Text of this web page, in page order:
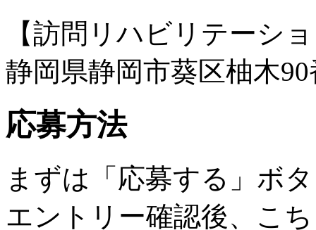
【訪問リハビリテーシ
静岡県静岡市葵区柚木
応募方法
まずは「応募する」ボ
エントリー確認後、こ